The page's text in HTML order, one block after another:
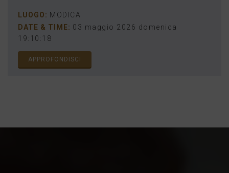
LUOGO: MODICA
DATE & TIME: 03 maggio 2026 domenica
19:10:18
APPROFONDISCI